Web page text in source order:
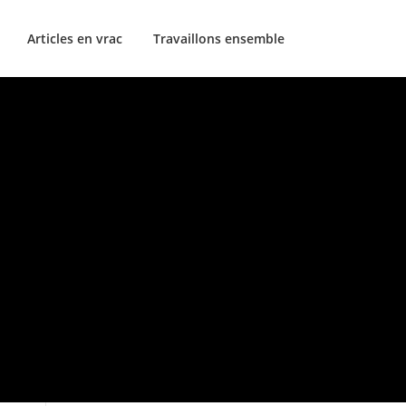
Articles en vrac Travaillons ensemble